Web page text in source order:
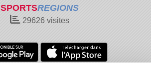
SPORTSREGIONS
29626visites